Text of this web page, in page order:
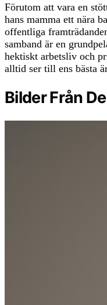
Förutom att vara en
hans mamma ett nära
offentliga
samband är en
hektiskt arbetsliv och
alltid ser till ens bästa
Bilder Från